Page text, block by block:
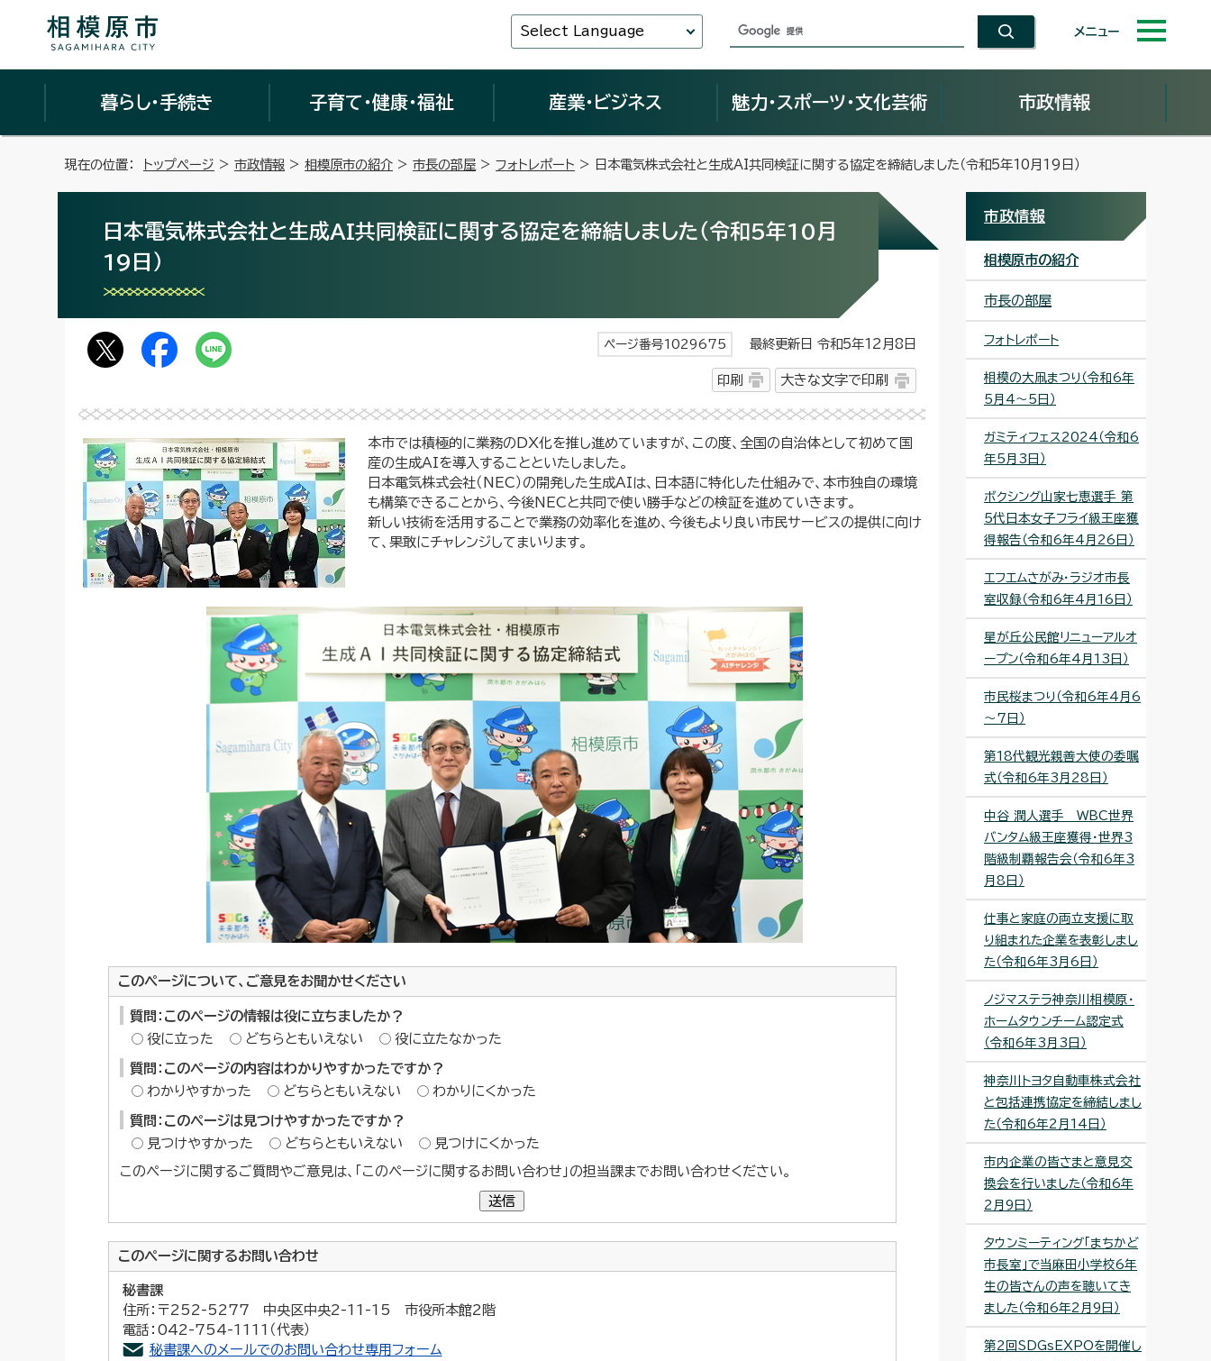
Select Language メニュー
暮らし・手続き 子育て・健康・福祉 産業・ビジネス 魅力・スポーツ・文化芸術 市政情報
現在の位置： トップページ > 市政情報 > 相模原市の紹介 > 市長の部屋 > フォトレポート > 日本電気株式会社と生成AI共同検証に関する協定を締結しました（令和5年10月19日）
日本電気株式会社と生成AI共同検証に関する協定を締結しました（令和5年10月
19日）
ページ番号1029675 最終更新日 令和5年12月8日
印刷 大きな文字で印刷
本市では積極的に業務のDX化を推し進めていますが、この度、全国の自治体として初めて国
産の生成AIを導入することといたしました。
日本電気株式会社（NEC）の開発した生成AIは、日本語に特化した仕組みで、本市独自の環境
も構築できることから、今後NECと共同で使い勝手などの検証を進めていきます。
新しい技術を活用することで業務の効率化を進め、今後もより良い市民サービスの提供に向け
て、果敢にチャレンジしてまいります。
このページについて、ご意見をお聞かせください
質問：このページの情報は役に立ちましたか？
役に立った
どちらともいえない 役に立たなかった
質問：このページの内容はわかりやすかったですか？
わかりやすかった
どちらともいえない わかりにくかった
質問：このページは見つけやすかったですか？
見つけやすかった
どちらともいえない 見つけにくかった
このページに関するご質問やご意見は、「このページに関するお問い合わせ」の担当課までお問い合わせください。
送信
このページに関するお問い合わせ
秘書課
住所：〒252-5277 中央区中央2-11-15 市役所本館2階
電話：042-754-1111（代表）
秘書課へのメールでのお問い合わせ専用フォーム
市政情報
相模原市の紹介
市長の部屋
フォトレポート
相模の大凧まつり（令和6年
5月4～5日）
ガミティフェス2024（令和6
年5月3日）
ボクシング山家七恵選手 第
5代日本女子フライ級王座獲
得報告（令和6年4月26日）
エフエムさがみ・ラジオ市長
室収録（令和6年4月16日）
星が丘公民館リニューアルオ
ープン（令和6年4月13日）
市民桜まつり（令和6年4月6
～7日）
第18代観光親善大使の委嘱
式（令和6年3月28日）
中谷 潤人選手 WBC世界
バンタム級王座獲得・世界3
階級制覇報告会（令和6年3
月8日）
仕事と家庭の両立支援に取
り組まれた企業を表彰しまし
た（令和6年3月6日）
ノジマステラ神奈川相模原・
ホームタウンチーム認定式
（令和6年3月3日）
神奈川トヨタ自動車株式会社
と包括連携協定を締結しまし
た（令和6年2月14日）
市内企業の皆さまと意見交
換会を行いました（令和6年
2月9日）
タウンミーティング「まちかど
市長室」で当麻田小学校6年
生の皆さんの声を聴いてき
ました（令和6年2月9日）
第2回SDGsEXPOを開催し